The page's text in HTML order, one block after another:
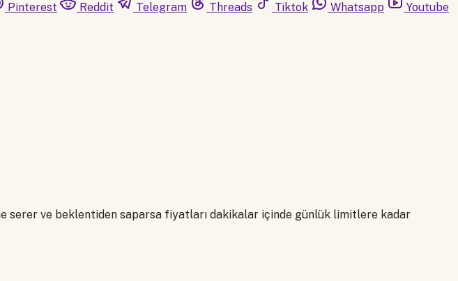
Pinterest Reddit Telegram Threads Tiktok Whatsapp Youtube
serer ve beklentiden saparsa fiyatları dakikalar içinde günlük limitlere kadar